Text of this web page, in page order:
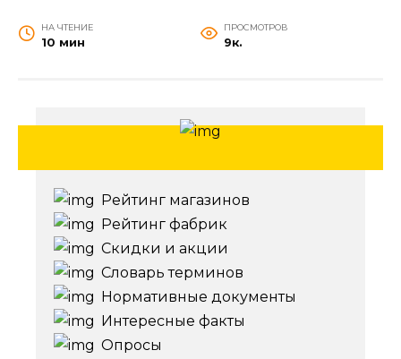
НА ЧТЕНИЕ
10 мин
ПРОСМОТРОВ
9к.
Рейтинг магазинов
Рейтинг фабрик
Скидки и акции
Словарь терминов
Нормативные документы
Интересные факты
Опросы